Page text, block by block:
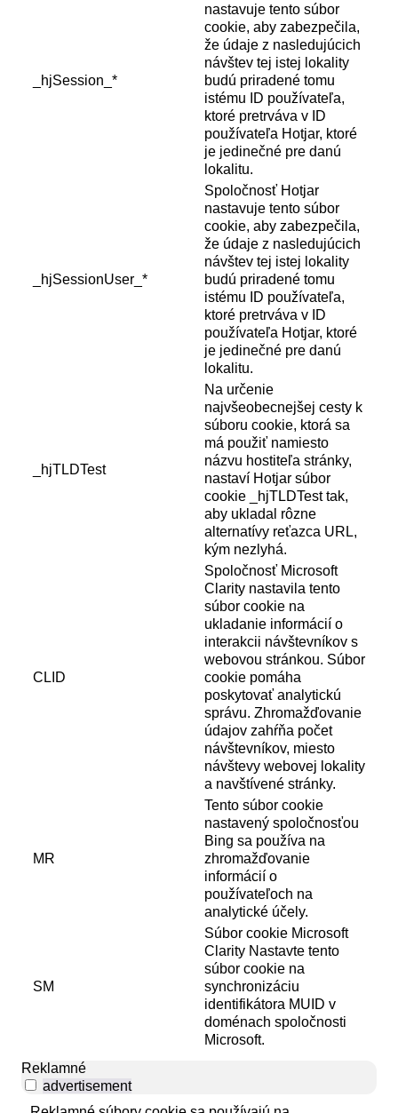
_hjSession_*
nastavuje tento súbor
cookie, aby zabezpečila,
že údaje z nasledujúcich
návštev tej istej lokality
budú priradené tomu
istému ID používateľa,
ktoré pretrváva v ID
používateľa Hotjar, ktoré
je jedinečné pre danú
lokalitu.
_hjSessionUser_*
Spoločnosť Hotjar
nastavuje tento súbor
cookie, aby zabezpečila,
že údaje z nasledujúcich
návštev tej istej lokality
budú priradené tomu
istému ID používateľa,
ktoré pretrváva v ID
používateľa Hotjar, ktoré
je jedinečné pre danú
lokalitu.
_hjTLDTest
Na určenie
najvšeobecnejšej cesty k
súboru cookie, ktorá sa
má použiť namiesto
názvu hostiteľa stránky,
nastaví Hotjar súbor
cookie _hjTLDTest tak,
aby ukladal rôzne
alternatívy reťazca URL,
kým nezlyhá.
CLID
Spoločnosť Microsoft
Clarity nastavila tento
súbor cookie na
ukladanie informácií o
interakcii návštevníkov s
webovou stránkou. Súbor
cookie pomáha
poskytovať analytickú
správu. Zhromažďovanie
údajov zahŕňa počet
návštevníkov, miesto
návštevy webovej lokality
a navštívené stránky.
MR
Tento súbor cookie
nastavený spoločnosťou
Bing sa používa na
zhromažďovanie
informácií o
používateľoch na
analytické účely.
SM
Súbor cookie Microsoft
Clarity Nastavte tento
súbor cookie na
synchronizáciu
identifikátora MUID v
doménach spoločnosti
Microsoft.
Reklamné
advertisement